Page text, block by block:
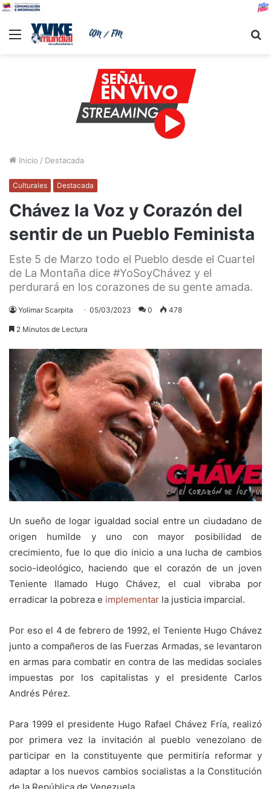
Menu
Inicio / Destacada
Culturales Destacada
Chávez la Voz y Corazón del
sentir de un Pueblo Feminista
Este 5 de Marzo todo el Pueblo desde el Cuartel
de La Montaña dice #YoSoyChávez y el
perdurará en los corazones de su gente amada.
Yolimar Scarpita 05/03/2023 0 478
2 Minutos de Lectura
Un sueño de logar igualdad social entre un ciudadano de
origen humilde y uno con mayor posibilidad de
crecimiento, fue lo que dio inicio a una lucha de cambios
socio-ideológico, haciendo que el corazón de un joven
Teniente llamado Hugo Chávez, el cual vibraba por
erradicar la pobreza e implementar la justicia imparcial.
Por eso el 4 de febrero de 1992, el Teniente Hugo Chávez
junto a compañeros de las Fuerzas Armadas, se levantaron
en armas para combatir en contra de las medidas sociales
impuestas por los capitalistas y el presidente Carlos
Andrés Pérez.
Para 1999 el presidente Hugo Rafael Chávez Fría, realizó
por primera vez la invitación al pueblo venezolano de
participar en la constituyente que permitiría reformar y
adaptar a los nuevos cambios socialistas a la Constitución
de la República de Venezuela.